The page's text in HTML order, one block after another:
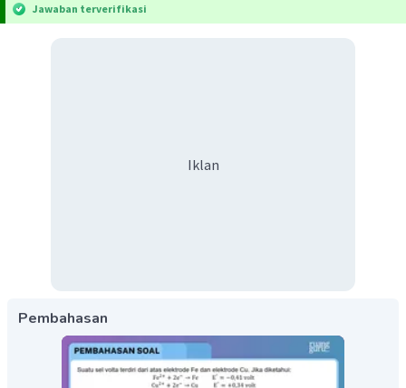
Jawaban terverifikasi
Iklan
Pembahasan